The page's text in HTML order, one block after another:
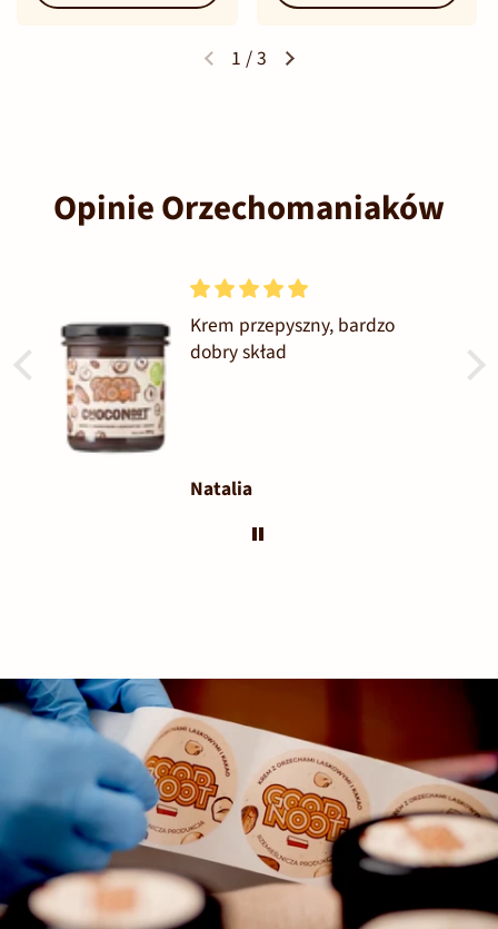
1 /3
Opinie Orzechomaniaków
Krem przepyszny, bardzo
dobry skład
Natalia